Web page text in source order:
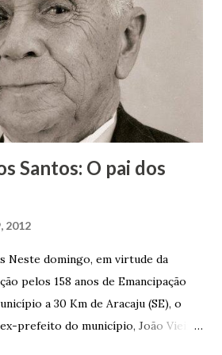
Santos: O pai dos
2012
Neste domingo, em virtude da
pelos 158 anos de Emancipação
a 30 Km de Aracaju (SE), o
prefeito do município, João Vieira